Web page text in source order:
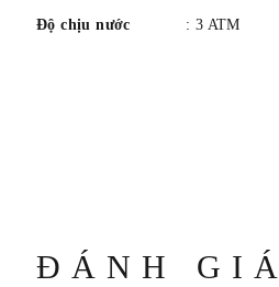
Độ chịu nước : 3 ATM
ĐÁNH GIÁ